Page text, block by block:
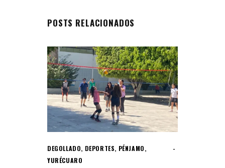
POSTS RELACIONADOS
DEGOLLADO, DEPORTES, PÉNJAMO,
YURÉCUARO